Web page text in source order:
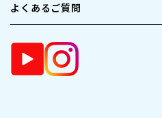
よくあるご質問